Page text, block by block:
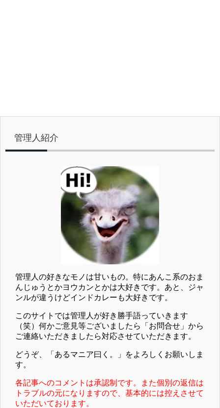
管理人紹介
管理人の好きなモノは甘いもの。特にあんこ系のおま
んじゅうとかヨウカンとかは大好きです。あと、ジャ
ンルが違うけどインドカレーも大好きです。
このサイトでは管理人が好き勝手語っていきます
（笑）何かご意見等ございましたら「お問合せ」から
ご連絡いただきましたら対応させていただきます。
どうぞ、「あるマニア曰く。」をよろしくお願いしま
す。
各記事へのコメントは承認制です。また個別の返信は
トラブルの元になりますので、基本的には控えさせて
いただいております。